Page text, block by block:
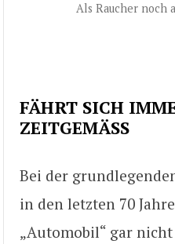
Als Raucher noch
FÄHRT SICH
ZEITGEMÄSS
Bei der
in den letzten 70
„Automobil“ gar